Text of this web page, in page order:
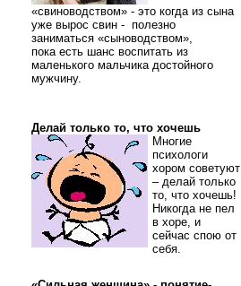
«свиноводством» - это когда из сына
уже вырос свин - полезно
заниматься «сыноводством»,
пока есть шанс воспитать из
маленького мальчика достойного
мужчину.
Делай только то, что хочешь
Многие
психологи
хором советуют
– делай только
то, что хочешь!
Никогда не пел
в хоре, и
сейчас спою от
себя.